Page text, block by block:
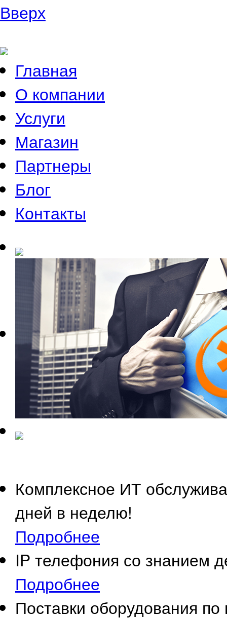
Вверх
Главная
О компании
Услуги
Магазин
Партнеры
Блог
Контакты
Комплексное ИТ
дней в неделю!
Подробнее
IP телефония со знанием
Подробнее
Поставки оборудования